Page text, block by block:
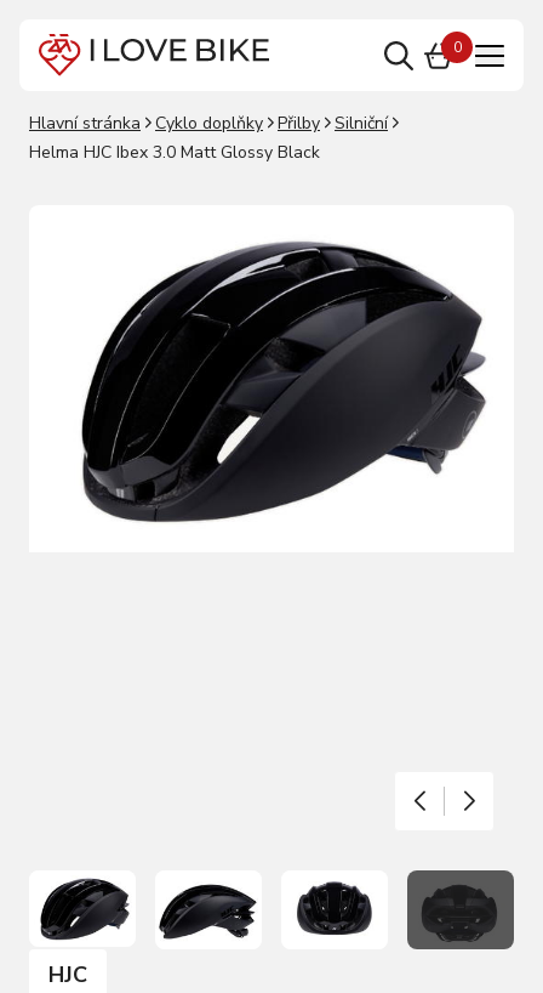
0
Hlavní stránka Cyklo doplňky Přilby
Silniční
Helma HJC Ibex 3.0 Matt Glossy Black
HJC